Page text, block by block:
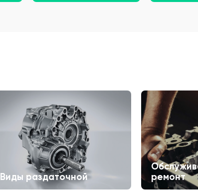
Виды раздаточной
ремонт